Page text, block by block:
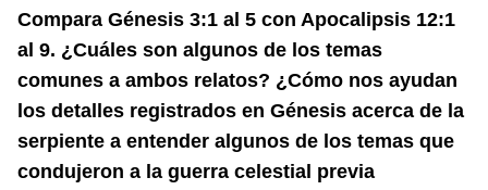
Compara Génesis 3:1 al 5 con Apocalipsis 12:1
al 9. ¿Cuáles son algunos de los temas
comunes a ambos relatos? ¿Cómo nos ayudan
los detalles registrados en Génesis acerca de la
serpiente a entender algunos de los temas que
condujeron a la guerra celestial previa